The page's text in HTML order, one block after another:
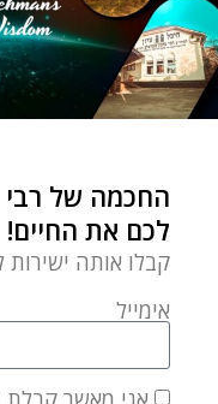
החכמה של
לכם את החיים!
קבלו אותה ישירות
אימייל